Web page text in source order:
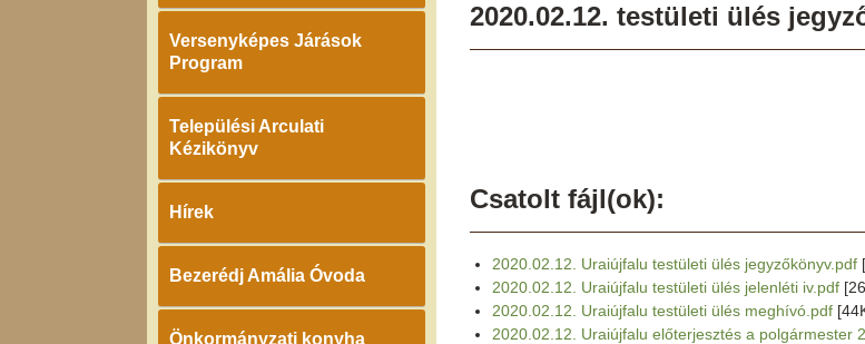
Versenyképes Járások
Program
Települési Arculati
Kézikönyv
Hírek
Bezerédj Amália Óvoda
Önkormányzati konyha
2020.02.12. testületi ülés
Csatolt fájl(ok):
2020.02.12. Uraiújfalu testületi ülés jegyzőkönyv.pdf
2020.02.12. Uraiújfalu testületi ülés jelenléti iv.pdf
2020.02.12. Uraiújfalu testületi ülés meghívó.pdf
2020.02.12. Uraiújfalu előterjesztés a polgármester